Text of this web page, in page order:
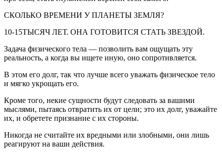
СКОЛЬКО ВРЕМЕНИ У ПЛАНЕТЫ ЗЕМЛЯ?
10-15ТЫСЯЧ ЛЕТ. ОНА ГОТОВИТСЯ СТАТЬ ЗВЕЗДОЙ.
Задача физического тела — позволить вам ощущать эту
реальность, а когда вы ищете иную, оно сопротивляется.
В этом его долг, так что лучше всего уважать физическое тело
и мягко укрощать его.
Кроме того, некие сущности будут следовать за вашими
мыслями, пытаясь отвратить их от цели; это их долг, уважайте
их, и обретете признание с их стороны.
Никогда не считайте их вредными или злобными, они лишь
реагируют на ваши действия.